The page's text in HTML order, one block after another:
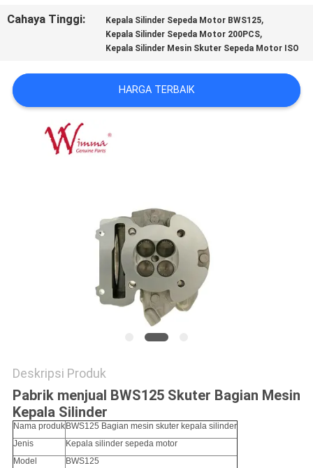
PETA
KEBIJAKAN
PRIBADI
Cahaya Tinggi: Kepala Silinder Sepeda Motor BWS125,
Kepala Silinder Sepeda Motor 200PCS,
Kepala Silinder Mesin Skuter Sepeda Motor ISO
HARGA TERBAIK
Deskripsi Produk
Pabrik menjual BWS125 Skuter Bagian Mesin
Kepala Silinder
Nama produk BWS125 Bagian mesin skuter kepala silinder
Jenis
Kepala silinder sepeda motor
Model
BWS125